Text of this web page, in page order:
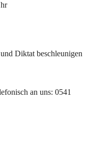
Diktat beschleunigen
an uns: 0541